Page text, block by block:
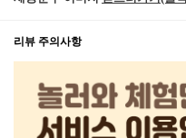
리뷰 주의사항